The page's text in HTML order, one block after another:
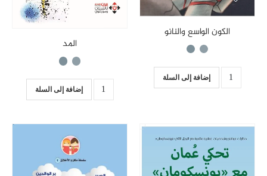
الكون الواسع والنانو
إضافة إلى السلة
المد
إضافة إلى السلة